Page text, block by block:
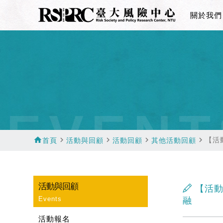
關於我們
home首頁 navigate_next活動與回顧 navigate_next活動回顧 navigate_next其他活動回顧 navigate_next 【
活動與回顧
Events
活動報名
【活
融